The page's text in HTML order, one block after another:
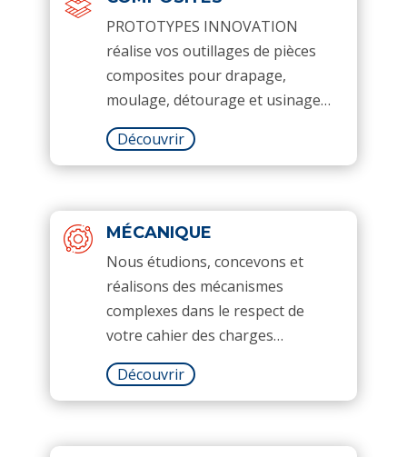
PROTOTYPES INNOVATION
réalise vos outillages de pièces
composites pour drapage,
moulage, détourage et usinage…
Découvrir
MÉCANIQUE
Nous étudions, concevons et
réalisons des mécanismes
complexes dans le respect de
votre cahier des charges…
Découvrir